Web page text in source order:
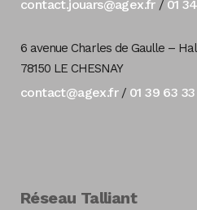
contact.jouars@agex.fr/ 01
6 avenue Charles de Gaulle –
78150 LE CHESNAY
contact@agex.fr/ 01 39 63
Réseau Talliant